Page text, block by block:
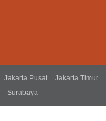
Jakarta Pusat
Jakarta Timur
Surabaya